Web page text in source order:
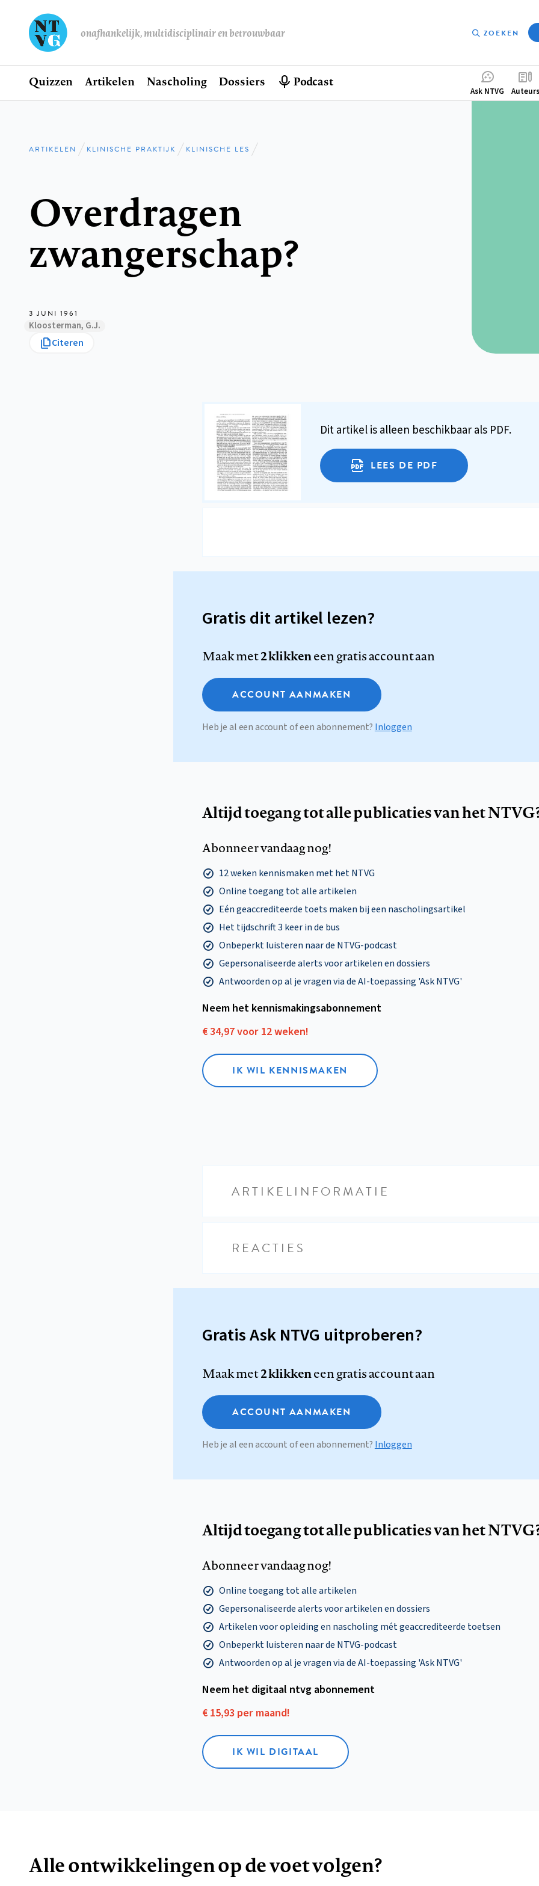
onafhankelijk, multidisciplinair en betrouwbaar ZOEKEN
Hoofdnavigatie
Home
Quizzen Artikelen Nascholing Dossiers Podcast
Ask NTVG Auteurs
Kruimelpad
ARTIKELEN KLINISCHE PRAKTIJK KLINISCHE LES
Overdragen
zwangerschap?
3 JUNI 1961
Kloosterman, G.J.
Citeren
Dit artikel is alleen beschikbaar als PDF.
LEES DE PDF
Gratis dit artikel lezen?
Maak met2 klikkeneen gratis account aan
ACCOUNT AANMAKEN
Heb je al een account of een abonnement? Inloggen
Altijd toegang tot alle publicaties van het
Abonneer vandaag nog!
12 weken kennismaken met het NTVG
Online toegang tot alle artikelen
Eén geaccrediteerde toets maken bij een nascholingsartikel
Het tijdschrift 3 keer in de bus
Onbeperkt luisteren naar de NTVG-podcast
Gepersonaliseerde alerts voor artikelen en dossiers
Antwoorden op al je vragen via de AI-toepassing 'Ask NTVG'
Neem het kennismakings­abonnement
€ 34,97 voor 12 weken!
IK WIL KENNISMAKEN
ARTIKELINFORMATIE
REACTIES
Gratis Ask NTVG uitproberen?
Maak met2 klikkeneen gratis account aan
ACCOUNT AANMAKEN
Heb je al een account of een abonnement? Inloggen
Altijd toegang tot alle publicaties van het
Abonneer vandaag nog!
Online toegang tot alle artikelen
Gepersonaliseerde alerts voor artikelen en dossiers
Artikelen voor opleiding en nascholing mét geaccrediteerde toetsen
Onbeperkt luisteren naar de NTVG-podcast
Antwoorden op al je vragen via de AI-toepassing 'Ask NTVG'
Neem het digitaal ntvg abonnement
€ 15,93 per maand!
IK WIL DIGITAAL
Alle ontwikkelingen op de voet volgen?